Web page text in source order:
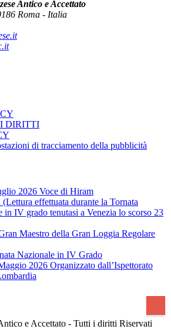
Antico e Accettato
Roma - Italia
DIRITTI
di tracciamento della pubblicità
2026 Voce di Hiram
effettuata durante la Tornata
in IV grado tenutasi a Venezia lo scorso 23
Maestro della Gran Loggia Regolare
Nazionale in IV Grado
2026 Organizzato dall’Ispettorato
e Accettato - Tutti i diritti Riservati